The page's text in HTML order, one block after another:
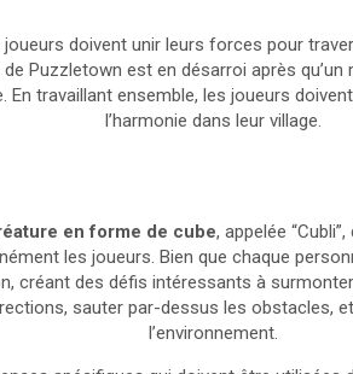
joueurs doivent unir leurs forces pour
Puzzletown est en désarroi après
En travaillant ensemble, les joueurs
l’harmonie dans leur village.
en forme de cube, appelée
les joueurs. Bien que chaque
créant des défis intéressants à
sauter par-dessus les obstacles,
l’environnement.